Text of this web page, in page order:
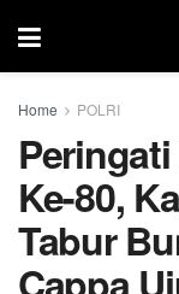
Home POLRI
Ke-80,
Tabur